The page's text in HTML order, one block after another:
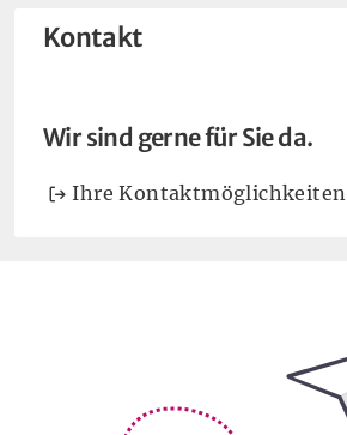
Kontakt
Wir sind gerne für Sie da.
Ihre Kontaktmöglichkeiten